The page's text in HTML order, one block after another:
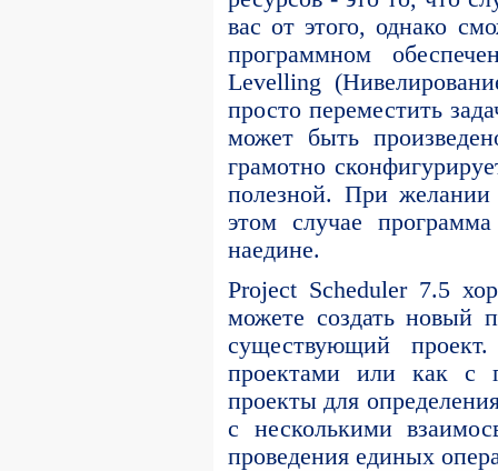
вас от этого, однако
программном
Levelling
просто переместить
может быть
грамотно
полезной. При
этом случае
наедине.
Project Scheduler 7.5
можете создать новый
существующий
проектами или как с
проекты для
с несколькими
проведения единых